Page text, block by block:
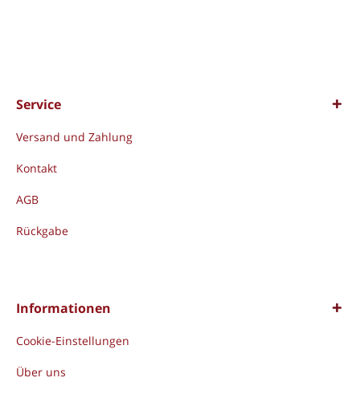
Service
Versand und Zahlung
Kontakt
AGB
Rückgabe
Informationen
Cookie-Einstellungen
Über uns